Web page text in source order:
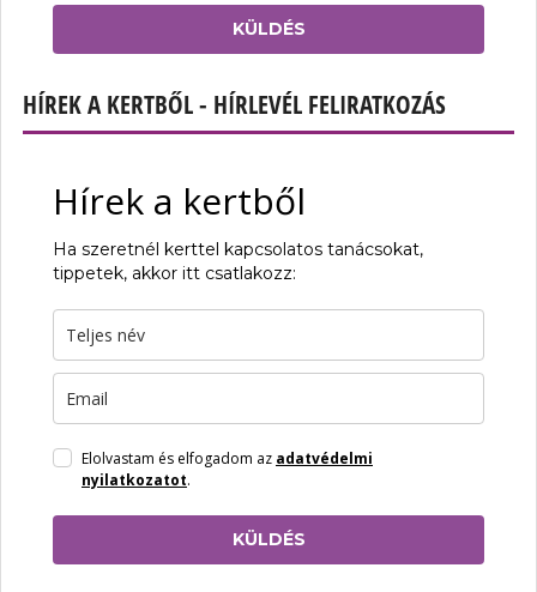
KÜLDÉS
HÍREK A KERTBŐL - HÍRLEVÉL FELIRATKOZÁS
Hírek a kertből
Ha szeretnél kerttel kapcsolatos tanácsokat,
tippetek, akkor itt csatlakozz:
Elolvastam és elfogadom az adatvédelmi
nyilatkozatot.
KÜLDÉS